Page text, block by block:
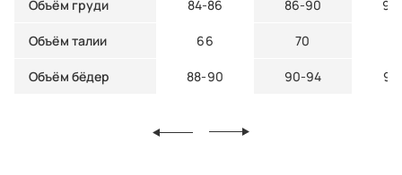
Объём груди 84-86 86-90
Объём талии 66 70
Объём бёдер 88-90 90-94